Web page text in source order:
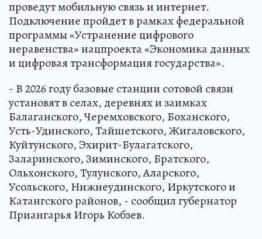
проведут мобильную связь и интернет.
Подключение пройдет в рамках федеральной
программы «Устранение цифрового
неравенства» нацпроекта «Экономика данных
и цифровая трансформация государства».
- В 2026 году базовые станции сотовой связи
установят в селах, деревнях и заимках
Балаганского, Черемховского, Боханского,
Усть-Удинского, Тайшетского, Жигаловского,
Куйтунского, Эхирит-Булагатского,
Заларинского, Зиминского, Братского,
Ольхонского, Тулунского, Аларского,
Усольского, Нижнеудинского, Иркутского и
Катангского районов, - сообщил губернатор
Приангарья Игорь Кобзев.